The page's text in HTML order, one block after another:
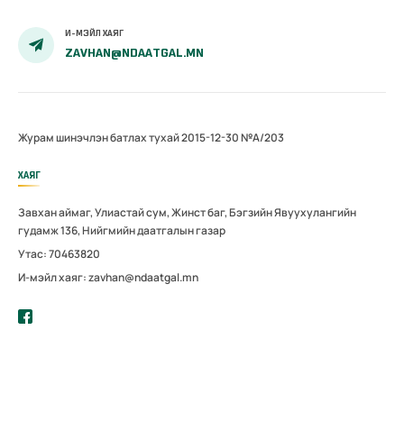
И-МЭЙЛ ХАЯГ
ZAVHAN@NDAATGAL.MN
Журам шинэчлэн батлах тухай 2015-12-30 №А/203
ХАЯГ
Завхан аймаг, Улиастай сум, Жинст баг, Бэгзийн Явуухулангийн
гудамж 136, Нийгмийн даатгалын газар
Утас: 70463820
И-мэйл хаяг: zavhan@ndaatgal.mn